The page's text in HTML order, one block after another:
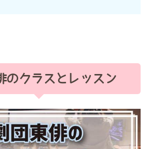
のクラスとレッスン